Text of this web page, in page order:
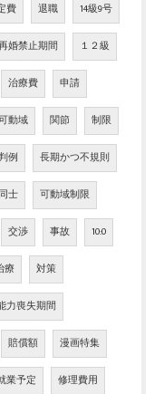
費 退職 14級9号
婚禁止期間 １２級
治療費 申請
動域 関節 制限
例 長期かつ不規則
士 可動域制限
交渉 事故 10:0
療 対策
力喪失期間
賠償額 漫画特集
業予定 修理費用